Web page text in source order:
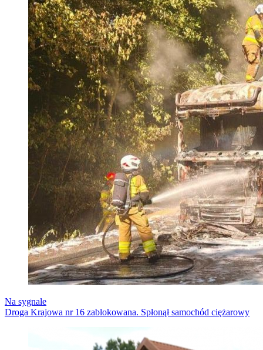
Na sygnale
Droga Krajowa nr 16 zablokowana. Spłonął samochód ciężarowy